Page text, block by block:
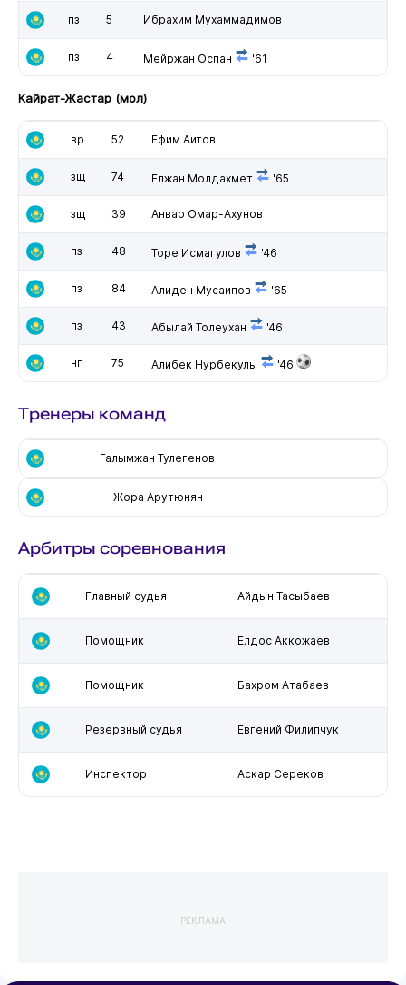
пз 5 Ибрахим Мухаммадимов
пз 4 Мейржан Оспан '61
Кайрат-Жастар (мол)
вр 52 Ефим Аитов
зщ 74 Елжан Молдахмет '65
зщ 39 Анвар Омар-Ахунов
пз 48 Торе Исмагулов '46
пз 84 Алиден Мусаипов '65
пз 43 Абылай Толеухан '46
нп 75 Алибек Нурбекулы '46
Тренеры команд
Галымжан Тулегенов
Жора Арутюнян
Арбитры соревнования
Главный судья Айдын Тасыбаев
Помощник Елдос Аккожаев
Помощник Бахром Атабаев
Резервный судья Евгений Филипчук
Инспектор Аскар Сереков
РЕКЛАМА